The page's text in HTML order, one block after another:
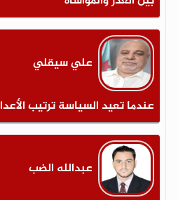
علي سيقلي
عندما تعيد السياسة ترتيب
عبدالله الضب